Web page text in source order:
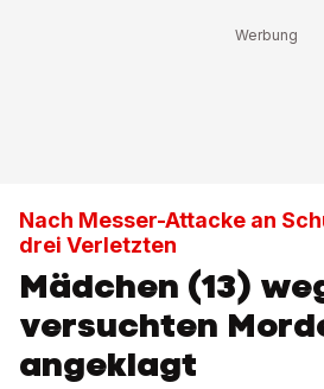
Nach Messer-Attacke an
drei Verletzten
Mädchen (13)
versuchten
angeklagt